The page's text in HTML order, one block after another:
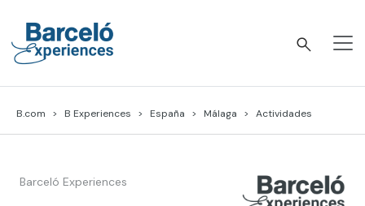
content
B.com B Experiences España Málaga Actividades
Barceló Experiences